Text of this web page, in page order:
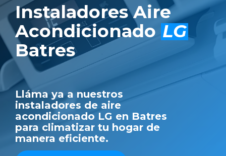
Instaladores Aire
AcondicionadoLG
Batres
Lláma ya a nuestros
instaladores de aire
acondicionado LG en Batres
para climatizar tu hogar de
manera eficiente.